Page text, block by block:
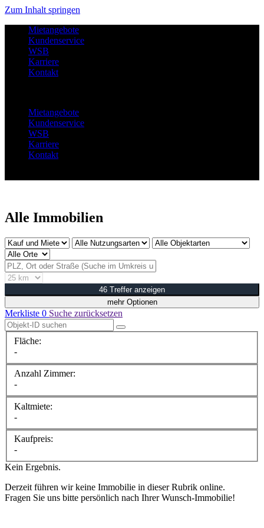
Zum Inhalt springen
Mietangebote
Kundenservice
WSB
Karriere
Kontakt
Mietangebote
Kundenservice
WSB
Karriere
Kontakt
Alle Immobilien
46 Treffer anzeigen
mehr Optionen
Merkliste 0 Suche zurücksetzen
Fläche:
-
Anzahl Zimmer:
-
Kaltmiete:
-
Kaufpreis:
-
Kein Ergebnis.
Derzeit führen wir keine Immobilie in dieser Rubrik online.
Fragen Sie uns bitte persönlich nach Ihrer Wunsch-Immobilie!